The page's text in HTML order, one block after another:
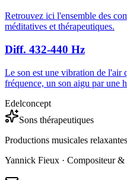
Retrouvez ici l'ensemble des
méditatives et thérapeutiques.
Diff. 432-440 Hz
Le son est une vibration de l'air
fréquence, un son aigu par une
Edelconcept
Sons thérapeutiques
Productions musicales
Yannick Fieux · Compositeur &